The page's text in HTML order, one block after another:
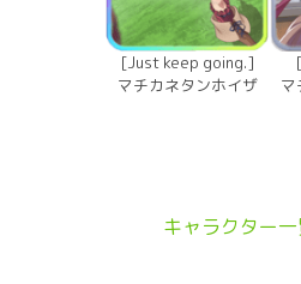
[Just keep going.]
マチカネタンホイザ
マ
キャラクター